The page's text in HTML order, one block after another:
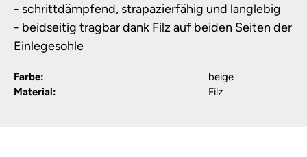
- schrittdämpfend, strapazierfähig und langlebig
- beidseitig tragbar dank Filz auf beiden Seiten der
Einlegesohle
Farbe:
beige
Material:
Filz